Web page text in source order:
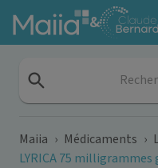
Aller au contenu principal
&
Maiia › Médicaments ›
LYRICA 75 milligrammes